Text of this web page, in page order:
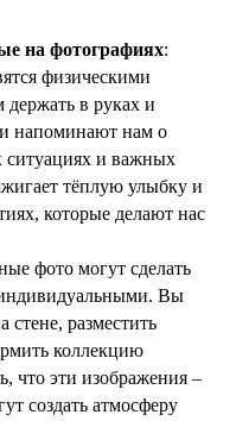
на фотографиях:
физическими
в руках и
напоминают нам о
ситуациях и важных
тёплую улыбку и
которые делают нас
фото могут сделать
Вы
стене, разместить
коллекцию
что эти изображения –
создать атмосферу